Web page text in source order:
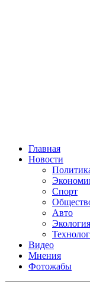
Главная
Новости
Спорт
Авто
Экология
Видео
Мнения
Фотожабы